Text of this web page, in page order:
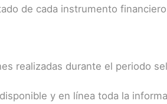
de cada instrumento
realizadas durante el periodo
y en línea toda la